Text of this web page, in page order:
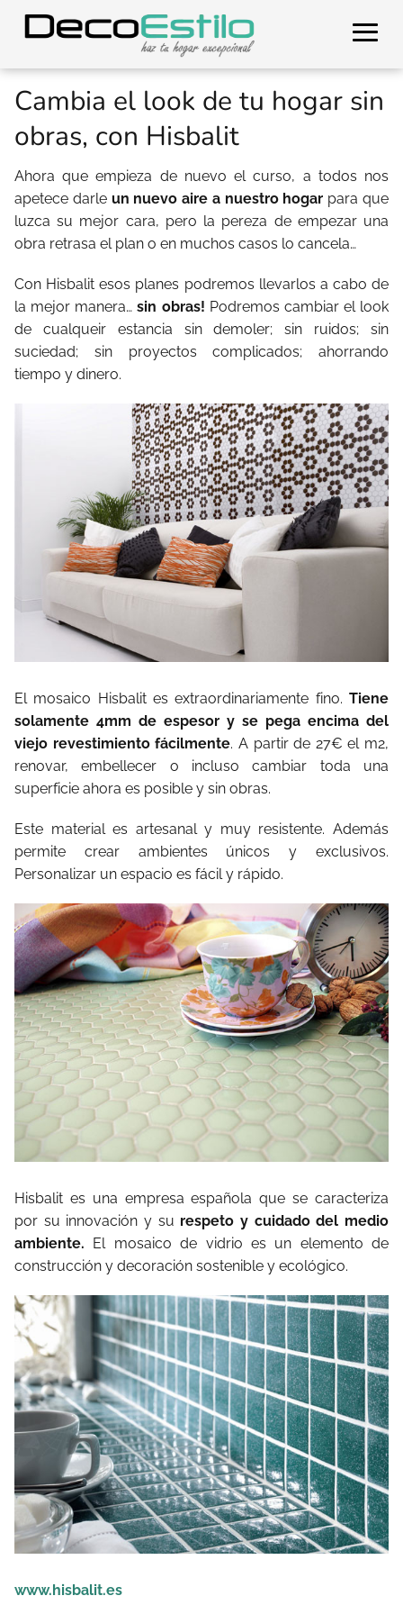
Cambia el look de tu hogar sin
obras, con Hisbalit
Ahora que empieza de nuevo el curso, a todos nos
apetece darle un nuevo aire a nuestro hogar para que
luzca su mejor cara, pero la pereza de empezar una
obra retrasa el plan o en muchos casos lo cancela…
Con Hisbalit esos planes podremos llevarlos a cabo de
la mejor manera… sin obras! Podremos cambiar el look
de cualqueir estancia sin demoler; sin ruidos; sin
suciedad; sin proyectos complicados; ahorrando
tiempo y dinero.
El mosaico Hisbalit es extraordinariamente fino. Tiene
solamente 4mm de espesor y se pega encima del
viejo revestimiento fácilmente. A partir de 27€ el m2,
renovar, embellecer o incluso cambiar toda una
superficie ahora es posible y sin obras.
Este material es artesanal y muy resistente. Además
permite crear ambientes únicos y exclusivos.
Personalizar un espacio es fácil y rápido.
Hisbalit es una empresa española que se caracteriza
por su innovación y su respeto y cuidado del medio
ambiente. El mosaico de vidrio es un elemento de
construcción y decoración sostenible y ecológico.
www.hisbalit.es